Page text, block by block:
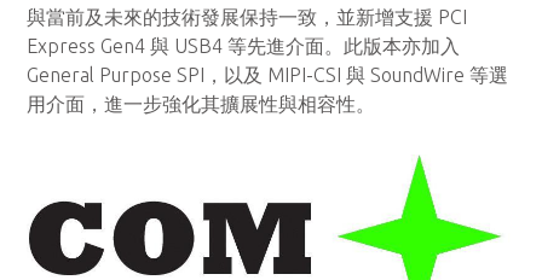
與當前及未來的技術發展保持一致，並新增支援 PCI
Express Gen4 與 USB4 等先進介面。此版本亦加入
General Purpose SPI，以及 MIPI-CSI 與 SoundWire 等選
用介面，進一步強化其擴展性與相容性。